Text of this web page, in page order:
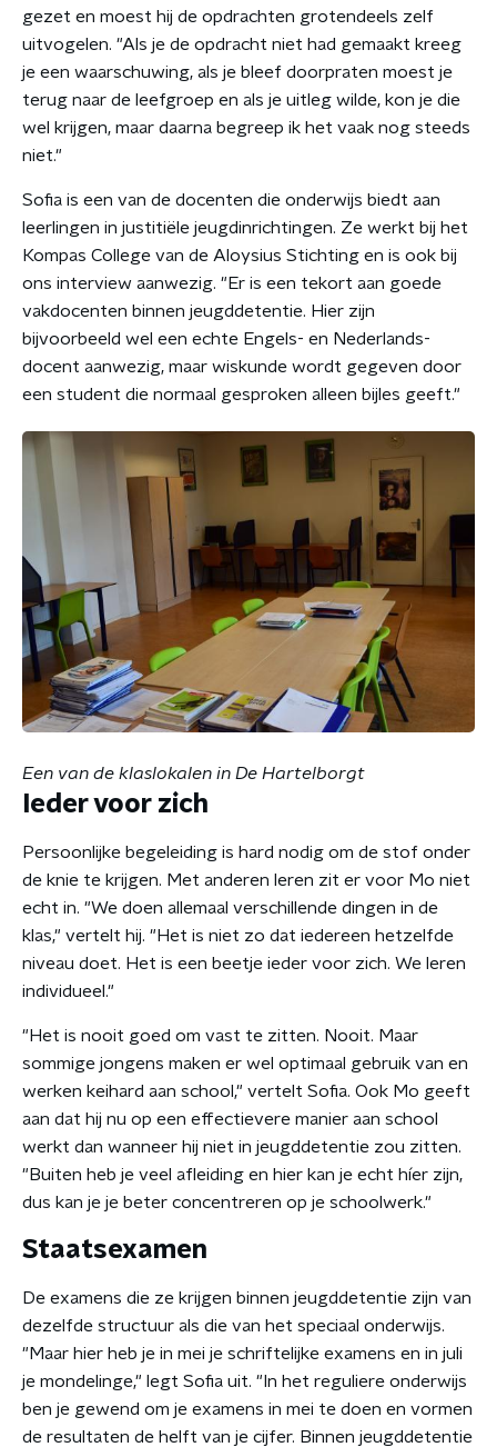
gezet en moest hij de opdrachten grotendeels zelf
uitvogelen. "Als je de opdracht niet had gemaakt kreeg
je een waarschuwing, als je bleef doorpraten moest je
terug naar de leefgroep en als je uitleg wilde, kon je die
wel krijgen, maar daarna begreep ik het vaak nog steeds
niet."
Sofia is een van de docenten die onderwijs biedt aan
leerlingen in justitiële jeugdinrichtingen. Ze werkt bij het
Kompas College van de Aloysius Stichting en is ook bij
ons interview aanwezig. "Er is een tekort aan goede
vakdocenten binnen jeugddetentie. Hier zijn
bijvoorbeeld wel een echte Engels- en Nederlands-
docent aanwezig, maar wiskunde wordt gegeven door
een student die normaal gesproken alleen bijles geeft."
Een van de klaslokalen in De Hartelborgt
Ieder voor zich
Persoonlijke begeleiding is hard nodig om de stof onder
de knie te krijgen. Met anderen leren zit er voor Mo niet
echt in. "We doen allemaal verschillende dingen in de
klas," vertelt hij. "Het is niet zo dat iedereen hetzelfde
niveau doet. Het is een beetje ieder voor zich. We leren
individueel."
"Het is nooit goed om vast te zitten. Nooit. Maar
sommige jongens maken er wel optimaal gebruik van en
werken keihard aan school," vertelt Sofia. Ook Mo geeft
aan dat hij nu op een effectievere manier aan school
werkt dan wanneer hij niet in jeugddetentie zou zitten.
"Buiten heb je veel afleiding en hier kan je echt híer zijn,
dus kan je je beter concentreren op je schoolwerk."
Staatsexamen
De examens die ze krijgen binnen jeugddetentie zijn van
dezelfde structuur als die van het speciaal onderwijs.
"Maar hier heb je in mei je schriftelijke examens en in juli
je mondelinge," legt Sofia uit. "In het reguliere onderwijs
ben je gewend om je examens in mei te doen en vormen
de resultaten de helft van je cijfer. Binnen jeugddetentie